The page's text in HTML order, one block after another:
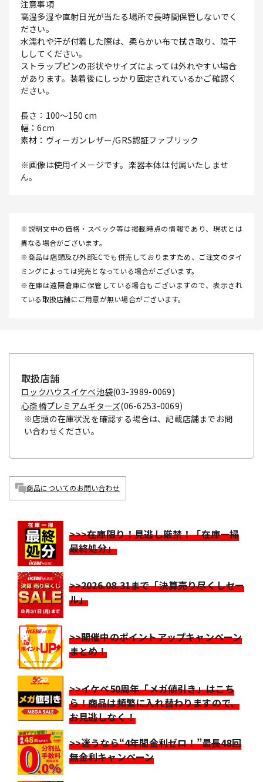
注意事項
高温多湿や直射日光が当たる場所で長時間保管しないでく
ださい。
水濡れや汗が付着した際は、柔らかい布で拭き取り、陰干
ししてください。
ストラップピンの形状やサイズによっては外れやすい場合
があります。装着後にしっかり固定されているかご確認く
ださい。
長さ：100～150 cm
幅：6cm
素材：ヴィーガンレザー/GRS認証ファブリック
※画像は使用イメージです。楽器本体は付属いたしませ
ん。
※説明文中の価格・スペック等は掲載時点の情報であり、現状とは
異なる場合がございます。
※商品は店頭及び外部ECでも併売しておりますため、ご注文のタイ
ミングによっては完売となっている場合がございます。
※在庫は遠隔倉庫に保管している場合もございますので、表示され
ている取扱店舗にご用意が無い場合がございます。
取扱店舗
ロックハウスイケベ池袋(03-3989-0069)
心斎橋プレミアムギターズ(06-6253-0069)
※店頭の在庫状況を確認する場合は、記載店舗までお問
い合わせください。
商品についてのお問い合わせ
>>>在庫限り！見逃し厳禁！「在庫一掃
最終処分」
>>2026.08.31まで「決算売り尽くしセー
ル」
>>開催中のポイントアップキャンペーン
まとめ！
>>イケベ50周年「メガ値引き」はこち
ら！商品は頻繁に入れ替わりますので、
お見逃しなく！
>>迷うなら“4年間金利ゼロ！”最長48回
無金利キャンペーン